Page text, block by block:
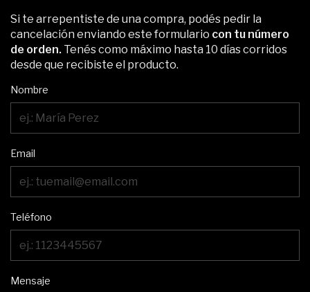
Si te arrepentiste de una compra, podés pedir la
cancelación enviando este formulario con tu número
de orden. Tenés como máximo hasta 10 días corridos
desde que recibiste el producto.
Nombre
Email
Teléfono
Mensaje